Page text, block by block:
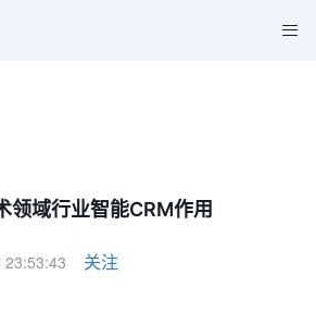
领域行业智能CRM作用
关注